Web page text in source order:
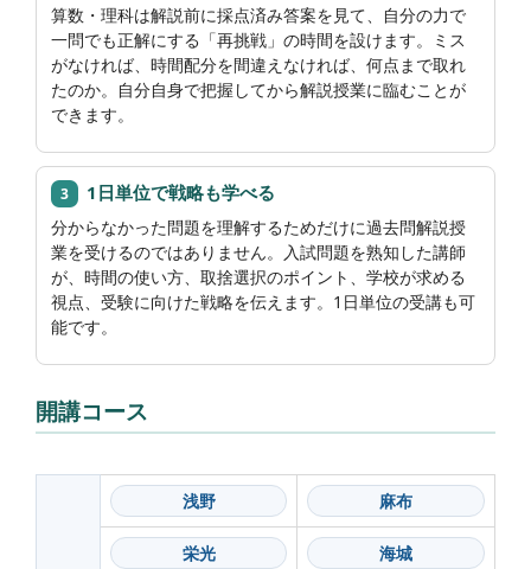
算数・理科は解説前に採点済み答案を見て、自分の力で
一問でも正解にする「再挑戦」の時間を設けます。ミス
がなければ、時間配分を間違えなければ、何点まで取れ
たのか。自分自身で把握してから解説授業に臨むことが
できます。
3 1日単位で戦略も学べる
分からなかった問題を理解するためだけに過去問解説授
業を受けるのではありません。入試問題を熟知した講師
が、時間の使い方、取捨選択のポイント、学校が求める
視点、受験に向けた戦略を伝えます。1日単位の受講も可
能です。
開講コース
浅野 麻布
栄光 海城